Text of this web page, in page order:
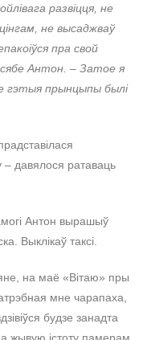
развіцця, не
не высаджваў
пра свой
сябе Антон. – Затое я
гэтыя прынцыпы былі
давялося ратаваць
Антон вырашыў
Выклікаў таксі.
на маё «Вітаю» пры
мне чарапаха,
будзе занадта